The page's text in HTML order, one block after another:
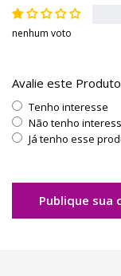
nenhum voto
Avalie este Produto
Tenho interesse
Não tenho
Já tenho esse
Publique sua